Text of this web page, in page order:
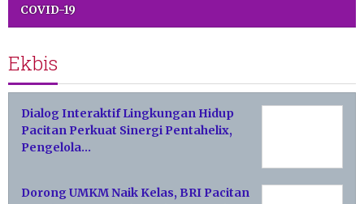
COVID-19
Ekbis
Dialog Interaktif Lingkungan Hidup
Pacitan Perkuat Sinergi Pentahelix,
Pengelola…
Dorong UMKM Naik Kelas, BRI Pacitan